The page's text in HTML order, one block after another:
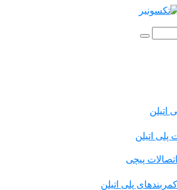
اتیلن
پلی اتیلن
اتصالات پیچی
کمربندهای پلی اتیلن